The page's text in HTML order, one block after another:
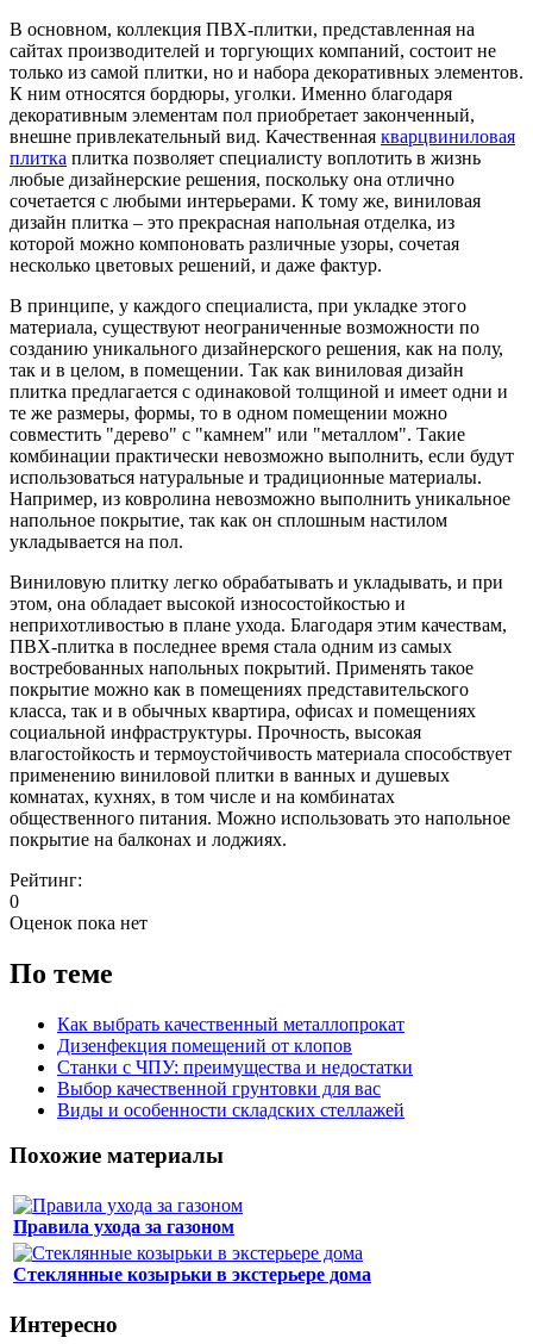
В основном, коллекция ПВХ-плитки, представленная на
сайтах производителей и торгующих компаний, состоит не
только из самой плитки, но и набора декоративных элементов.
К ним относятся бордюры, уголки. Именно благодаря
декоративным элементам пол приобретает законченный,
внешне привлекательный вид. Качественная кварцвиниловая
плитка плитка позволяет специалисту воплотить в жизнь
любые дизайнерские решения, поскольку она отлично
сочетается с любыми интерьерами. К тому же, виниловая
дизайн плитка – это прекрасная напольная отделка, из
которой можно компоновать различные узоры, сочетая
несколько цветовых решений, и даже фактур.
В принципе, у каждого специалиста, при укладке этого
материала, существуют неограниченные возможности по
созданию уникального дизайнерского решения, как на полу,
так и в целом, в помещении. Так как виниловая дизайн
плитка предлагается с одинаковой толщиной и имеет одни и
те же размеры, формы, то в одном помещении можно
совместить "дерево" с "камнем" или "металлом". Такие
комбинации практически невозможно выполнить, если будут
использоваться натуральные и традиционные материалы.
Например, из ковролина невозможно выполнить уникальное
напольное покрытие, так как он сплошным настилом
укладывается на пол.
Виниловую плитку легко обрабатывать и укладывать, и при
этом, она обладает высокой износостойкостью и
неприхотливостью в плане ухода. Благодаря этим качествам,
ПВХ-плитка в последнее время стала одним из самых
востребованных напольных покрытий. Применять такое
покрытие можно как в помещениях представительского
класса, так и в обычных квартира, офисах и помещениях
социальной инфраструктуры. Прочность, высокая
влагостойкость и термоустойчивость материала способствует
применению виниловой плитки в ванных и душевых
комнатах, кухнях, в том числе и на комбинатах
общественного питания. Можно использовать это напольное
покрытие на балконах и лоджиях.
Рейтинг:
0
Оценок пока нет
По теме
Как выбрать качественный металлопрокат
Дизенфекция помещений от клопов
Станки с ЧПУ: преимущества и недостатки
Выбор качественной грунтовки для вас
Виды и особенности складских стеллажей
Похожие материалы
Правила ухода за газоном
Стеклянные козырьки в экстерьере дома
Интересно